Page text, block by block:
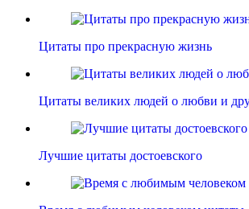
Цитаты про прекрасную жизнь
Цитаты великих людей о любви и
Лучшие цитаты достоевского